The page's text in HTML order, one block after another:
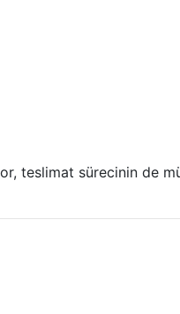
teslimat sürecinin de